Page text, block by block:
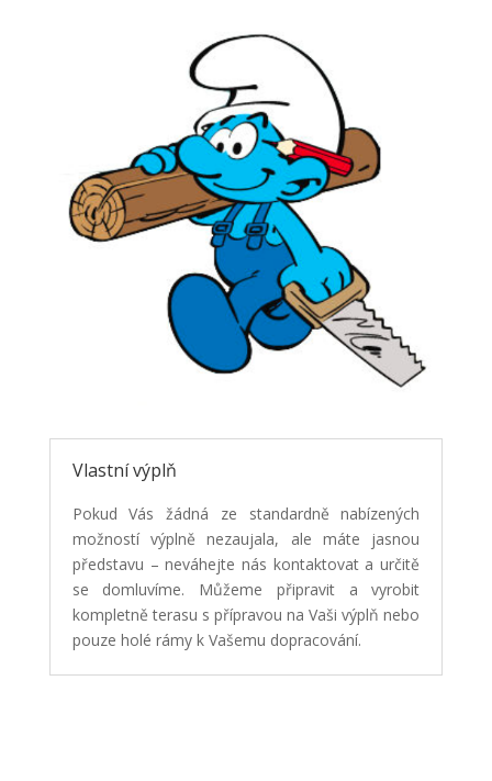
Vlastní výplň
Pokud Vás žádná ze standardně nabízených
možností výplně nezaujala, ale máte jasnou
představu – neváhejte nás kontaktovat a určitě
se domluvíme. Můžeme připravit a vyrobit
kompletně terasu s přípravou na Vaši výplň nebo
pouze holé rámy k Vašemu dopracování.